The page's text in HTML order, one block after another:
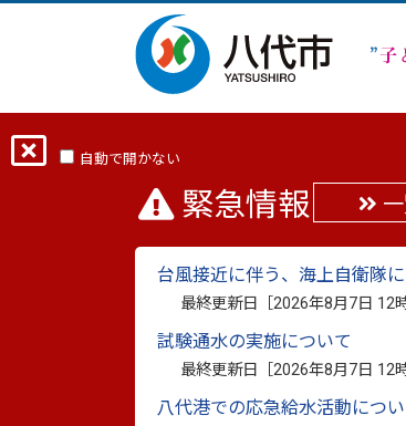
自動で開かない
緊急情報
台風接近に伴う、海上自衛隊
最終更新日［2026年8月7日 12
試験通水の実施について
最終更新日［2026年8月7日 12
八代港での応急給水活動につ
公共交通